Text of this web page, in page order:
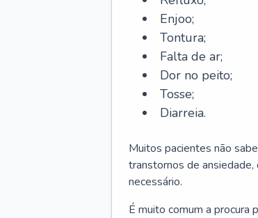
Enjoo;
Tontura;
Falta de ar;
Dor no peito;
Tosse;
Diarreia.
Muitos pacientes não
transtornos de ansiedade,
necessário.
É muito comum a procura